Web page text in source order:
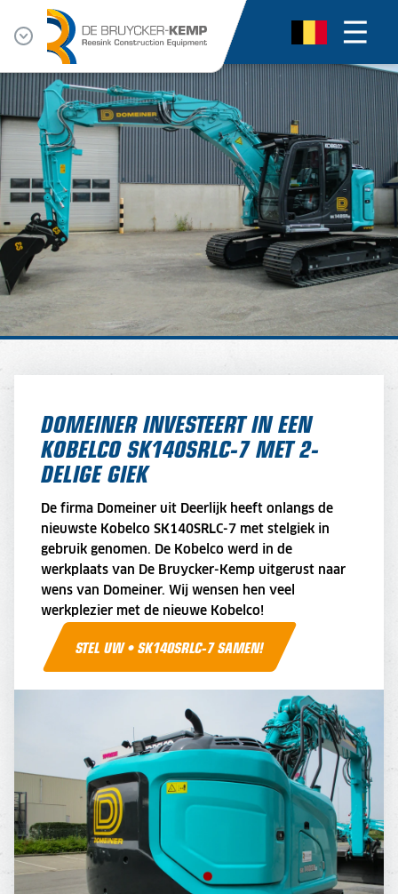
DOMEINER INVESTEERT IN EEN
KOBELCO SK140SRLC-7 MET 2-
DELIGE GIEK
De firma Domeiner uit Deerlijk heeft onlangs de
nieuwste Kobelco SK140SRLC-7 met stelgiek in
gebruik genomen. De Kobelco werd in de
werkplaats van De Bruycker-Kemp uitgerust naar
wens van Domeiner. Wij wensen hen veel
werkplezier met de nieuwe Kobelco!
STEL UW • SK140SRLC-7 SAMEN!